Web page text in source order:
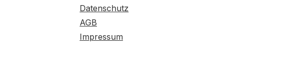
Datenschutz
AGB
Impressum